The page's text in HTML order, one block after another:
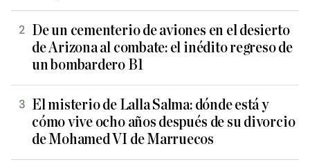
De un cementerio de aviones en el desierto
de Arizona al combate: el inédito regreso de
un bombardero B1
El misterio de Lalla Salma: dónde está y
cómo vive ocho años después de su divorcio
de Mohamed VI de Marruecos